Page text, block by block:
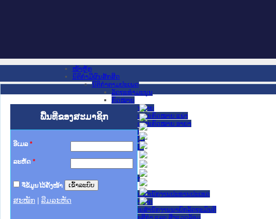
ໜ້າຫຼັກ
ນິຕິກໍາມີຜົນສັກສິດ
ນິຕິກໍາຕາມປະເພດ
ລັດຖະທໍາມະນູນ
ກົດໝາຍ
ກົດໝາຍ
ປະມວນກົດໝາຍ ແພ່ງ
ປະມວນກົດໝາຍ ອາຍາ
ມະຕິຕົກລົງ
ລັດຖະບັນຍັດ
ລັດຖະດໍາລັດ
ຂໍ້ຕົກລົງ
ຄໍາແນະນໍາ
ນິຕິກໍາຂັ້ນສູນກາງ
ຫ້ອງວ່າການສໍານັກງານປະທານປະເທດ
ສະພາແຫ່ງຊາດ
ຫ້ອງວ່າການສຳນັກງານນາຍົກລັດຖະມົນຕີ
ກະຊວງ ກະສິກຳ ແລະ ສິ່ງແວດລ້ອມ
ພື້ນທີ່ຂອງສະມາຊິກ
ອີເມລ *
ລະຫັດ *
ຈື່ຂໍ້ມູນໄວ້ຄັ້ງໜ້າ
ສະໝັກ ລືມລະຫັດ